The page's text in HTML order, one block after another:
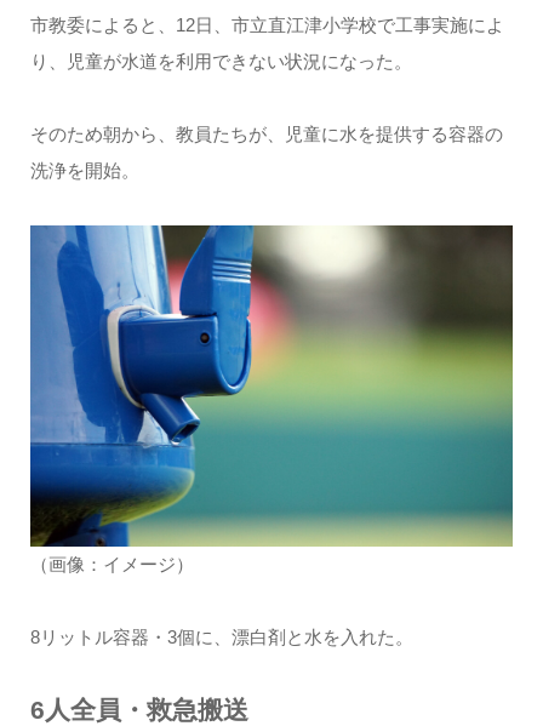
市教委によると、12日、市立直江津小学校で工事実施によ
り、児童が水道を利用できない状況になった。
そのため朝から、教員たちが、児童に水を提供する容器の
洗浄を開始。
（画像：イメージ）
8リットル容器・3個に、漂白剤と水を入れた。
6人全員・救急搬送